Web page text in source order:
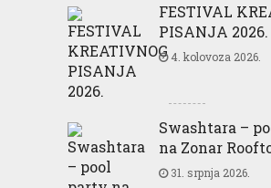
FESTIVAL
PISANJA 2026.
4. kolovoza 2026.
Swashtara –
na Zonar
31. srpnja 2026.